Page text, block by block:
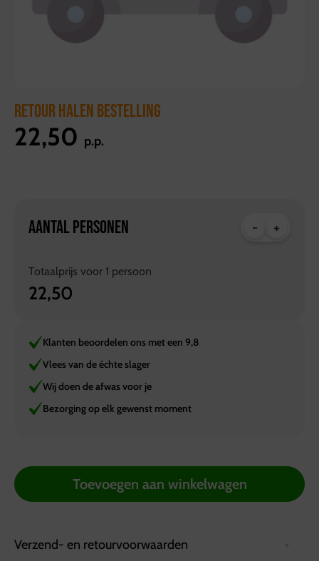
RETOUR HALEN BESTELLING
22,50 p.p.
AANTAL PERSONEN - +
Totaalprijs voor 1 persoon
22,50
Klanten beoordelen ons met een 9,8
Vlees van de échte slager
Wij doen de afwas voor je
Bezorging op elk gewenst moment
Toevoegen aan winkelwagen
Verzend- en retourvoorwaarden